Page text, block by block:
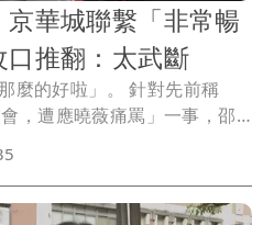
華城聯繫「非常暢
推翻：太武斷
啦」。 針對先前稱
，遭應曉薇痛罵」一事，邵